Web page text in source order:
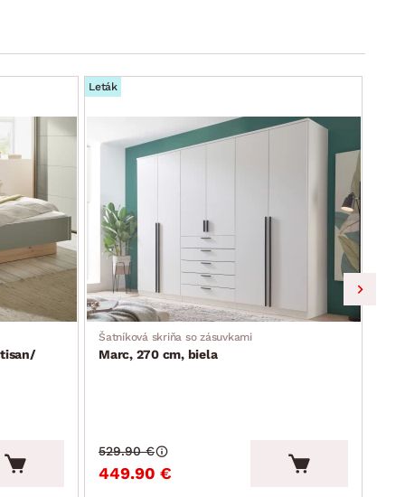
Leták
Šatníková skriňa so zásuvkami
Marc, 270 cm, biela
449.90 €
529.90 €